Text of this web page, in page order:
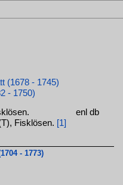
(1678 - 1745)
- 1750)
enl db
Fisklösen. [1]
- 1773)